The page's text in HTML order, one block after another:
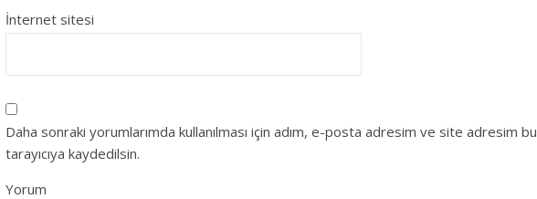
İnternet sitesi
Daha sonraki yorumlarımda kullanılması için adım, e-posta adresim ve site adresim bu
tarayıcıya kaydedilsin.
Yorum